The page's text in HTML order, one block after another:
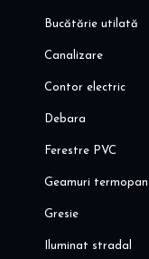
Bucătărie utilată
Canalizare
Contor electric
Debara
Ferestre PVC
Geamuri termopan
Gresie
Iluminat stradal